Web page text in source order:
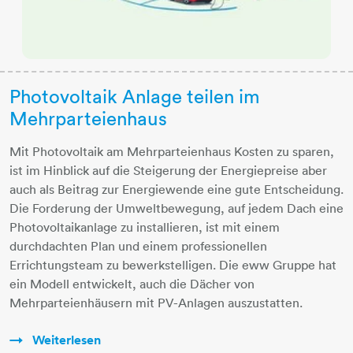
Photovoltaik Anlage teilen im
Mehrparteienhaus
Mit Photovoltaik am Mehrparteienhaus Kosten zu sparen,
ist im Hinblick auf die Steigerung der Energiepreise aber
auch als Beitrag zur Energiewende eine gute Entscheidung.
Die Forderung der Umweltbewegung, auf jedem Dach eine
Photovoltaikanlage zu installieren, ist mit einem
durchdachten Plan und einem professionellen
Errichtungsteam zu bewerkstelligen. Die eww Gruppe hat
ein Modell entwickelt, auch die Dächer von
Mehrparteienhäusern mit PV-Anlagen auszustatten.
Weiterlesen